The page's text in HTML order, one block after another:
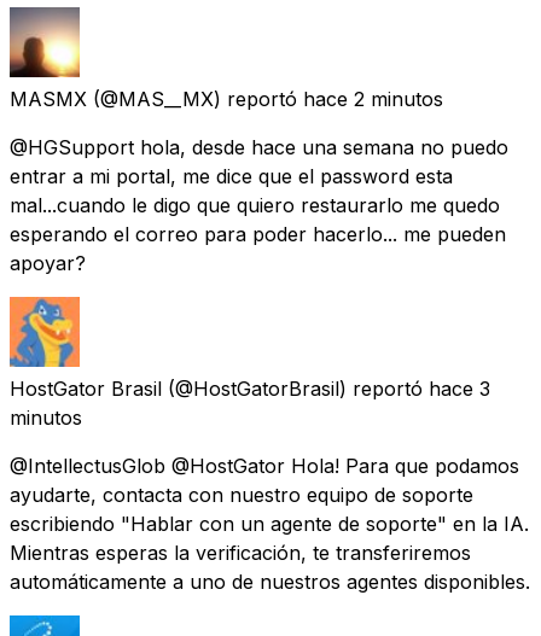
MASMX (@MAS__MX) reportó hace 2 minutos
@HGSupport hola, desde hace una semana no puedo
entrar a mi portal, me dice que el password esta
mal...cuando le digo que quiero restaurarlo me quedo
esperando el correo para poder hacerlo... me pueden
apoyar?
HostGator Brasil (@HostGatorBrasil) reportó hace 3
minutos
@IntellectusGlob @HostGator Hola! Para que podamos
ayudarte, contacta con nuestro equipo de soporte
escribiendo "Hablar con un agente de soporte" en la IA.
Mientras esperas la verificación, te transferiremos
automáticamente a uno de nuestros agentes disponibles.